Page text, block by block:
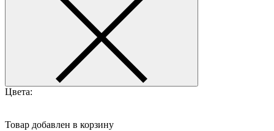
Цвета:
Товар добавлен в корзину